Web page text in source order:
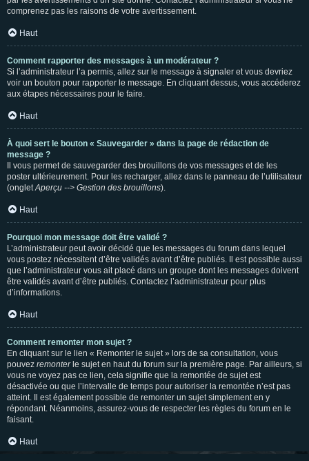
comprenez pas les raisons de votre avertissement.
Haut
Comment rapporter des messages à un modérateur ?
Si l’administrateur l’a permis, allez sur le message à signaler et vous devriez
voir un bouton pour rapporter le message. En cliquant dessus, vous accéderez
aux étapes nécessaires pour le faire.
Haut
À quoi sert le bouton « Sauvegarder » dans la page de rédaction de
message ?
Il vous permet de sauvegarder des brouillons de vos messages et de les
poster ultérieurement. Pour les recharger, allez dans le panneau de l’utilisateur
(ongletAperçu --> Gestion des brouillons).
Haut
Pourquoi mon message doit être validé ?
L’administrateur peut avoir décidé que les messages du forum dans lequel
vous postez nécessitent d’être validés avant d’être publiés. Il est possible aussi
que l’administrateur vous ait placé dans un groupe dont les messages doivent
être validés avant d’être publiés. Contactez l’administrateur pour plus
d’informations.
Haut
Comment remonter mon sujet ?
En cliquant sur le lien « Remonter le sujet » lors de sa consultation, vous
pouvez remonterle sujet en haut du forum sur la première page. Par ailleurs, si
vous ne voyez pas ce lien, cela signifie que la remontée de sujet est
désactivée ou que l’intervalle de temps pour autoriser la remontée n’est pas
atteint. Il est également possible de remonter un sujet simplement en y
répondant. Néanmoins, assurez-vous de respecter les règles du forum en le
faisant.
Haut